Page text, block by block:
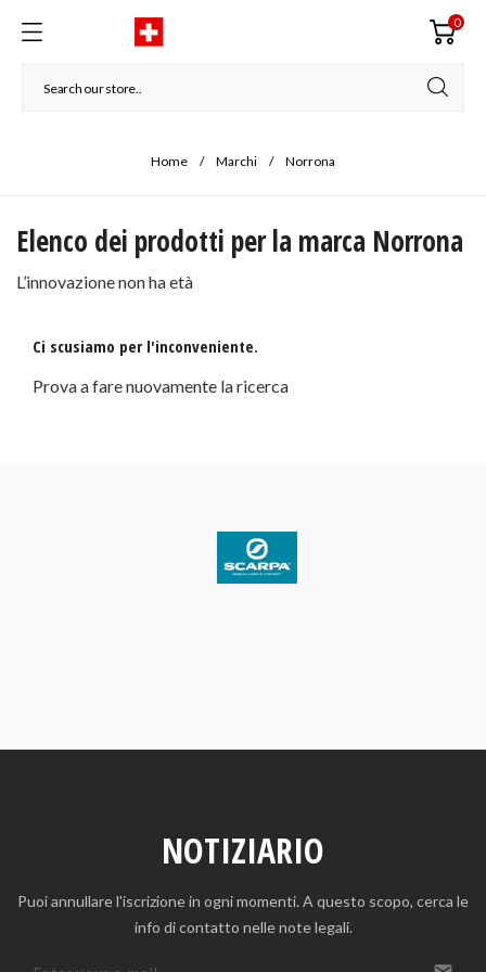
0
Home Marchi Norrona
Elenco dei prodotti per la marca Norrona
L’innovazione non ha età
Ci scusiamo per l'inconveniente.
Prova a fare nuovamente la ricerca
NOTIZIARIO
Puoi annullare l'iscrizione in ogni momenti. A questo scopo, cerca le
info di contatto nelle note legali.